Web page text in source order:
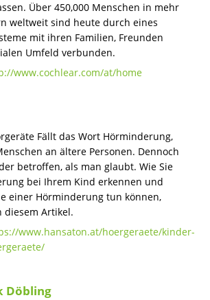
Über 450,000 Menschen in mehr
weltweit sind heute durch eines
mit ihren Familien, Freunden
Umfeld verbunden.
www.cochlear.com/at/home
Fällt das Wort Hörminderung,
an ältere Personen. Dennoch
betroffen, als man glaubt. Wie Sie
bei Ihrem Kind erkennen und
einer Hörminderung tun können,
diesem Artikel.
www.hansaton.at/hoergeraete/kinder-
Döbling